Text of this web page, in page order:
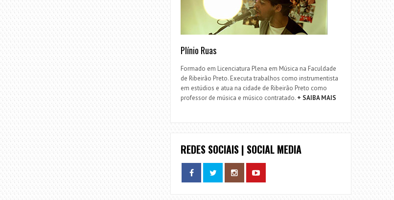
SOLO
DA
MÚSICA
PRETTY
WOMAN,
DO
ROY
ORBISON
Plínio Ruas
Formado em Licenciatura Plena em Música na Faculdade
de Ribeirão Preto. Executa trabalhos como instrumentista
em estúdios e atua na cidade de Ribeirão Preto como
professor de música e músico contratado. + SAIBA MAIS
REDES SOCIAIS | SOCIAL MEDIA